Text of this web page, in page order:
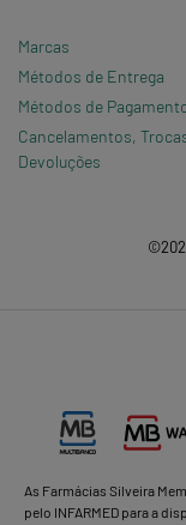
Marcas
Métodos de Entrega
Métodos de
Cancelamentos,
Devoluções
As Farmácias Silveira
pelo INFARMED para a